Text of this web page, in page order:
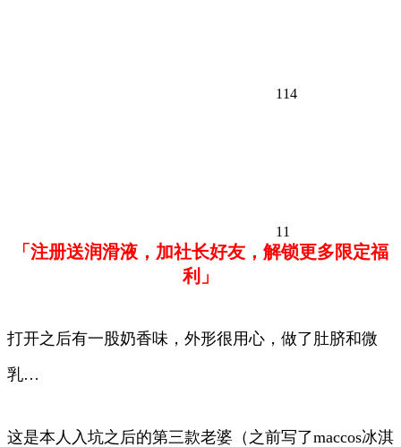
114
11
「注册送润滑液，加社长好友，解锁更多限定福
利」
打开之后有一股奶香味，外形很用心，做了肚脐和微
乳…
这是本人入坑之后的第三款老婆（之前写了maccos冰淇